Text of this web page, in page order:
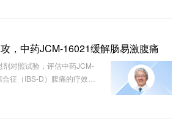
，中药JCM-16021缓解肠易激腹痛
对照试验，评估中药JCM-
征（IBS-D）腹痛的疗效及
动物模型实验。